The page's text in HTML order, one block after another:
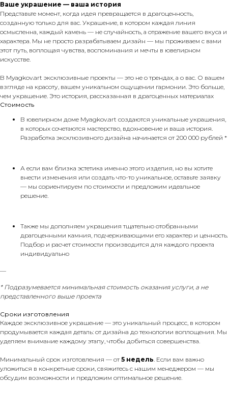
Ваше украшение — ваша история
Представьте момент, когда идея превращается в драгоценность,
созданную только для вас. Украшение, в котором каждая линия
осмысленна, каждый камень — не случайность, а отражение вашего вкуса и
характера. Мы не просто разрабатываем дизайн — мы проживаем с вами
этот путь, воплощая чувства, воспоминания и мечты в ювелирном
искусстве.
В Myagkov.art эксклюзивные проекты — это не о трендах, а о вас. О вашем
взгляде на красоту, вашем уникальном ощущении гармонии. Это больше,
чем украшение. Это история, рассказанная в драгоценных материалах
Стоимость
В ювелирном доме Myagkov.art создаются уникальные украшения,
в которых сочетаются мастерство, вдохновение и ваша история.
Разработка эксклюзивного дизайна начинается от 200 000 рублей *
А если вам близка эстетика именно этого изделия, но вы хотите
внести изменения или создать что-то уникальное, оставьте заявку
— мы сориентируем по стоимости и предложим идеальное
решение.
Также мы дополняем украшения тщательно отобранными
драгоценными камния, подчеркивающими его характер и ценность.
Подбор и расчет стоимости производится для каждого проекта
индивидуально
* Подразумевается минимальная стоимость оказания услуги, а не
представленного выше проекта
Сроки изготовления
Каждое эксклюзивное украшение — это уникальный процесс, в котором
продумывается каждая деталь: от дизайна до технологии воплощения. Мы
уделяем внимание каждому этапу, чтобы добиться совершенства.
Минимальный срок изготовления — от5 недель. Если вам важно
уложиться в конкретные сроки, свяжитесь с нашим менеджером — мы
обсудим возможности и предложим оптимальное решение.